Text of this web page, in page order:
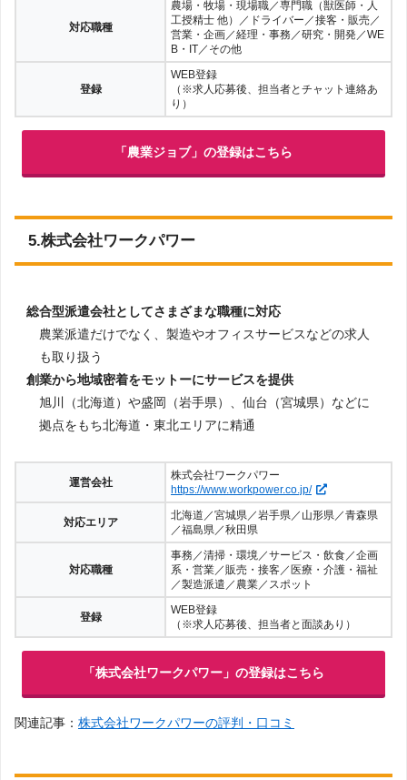
対応職種
農場・牧場・現場職／専門職（獣医師・人
工授精士 他）／ドライバー／接客・販売／
営業・企画／経理・事務／研究・開発／WE
B・IT／その他
登録
WEB登録
（※求人応募後、担当者とチャット連絡あ
り）
「農業ジョブ」の登録はこちら
5.株式会社ワークパワー
総合型派遣会社としてさまざまな職種に対応
農業派遣だけでなく、製造やオフィスサービスなどの求人
も取り扱う
創業から地域密着をモットーにサービスを提供
旭川（北海道）や盛岡（岩手県）、仙台（宮城県）などに
拠点をもち北海道・東北エリアに精通
運営会社
株式会社ワークパワー
https://www.workpower.co.jp/
対応エリア
北海道／宮城県／岩手県／山形県／青森県
／福島県／秋田県
対応職種
事務／清掃・環境／サービス・飲食／企画
系・営業／販売・接客／医療・介護・福祉
／製造派遣／農業／スポット
登録
WEB登録
（※求人応募後、担当者と面談あり）
「株式会社ワークパワー」の登録はこちら
関連記事： 株式会社ワークパワーの評判・口コミ